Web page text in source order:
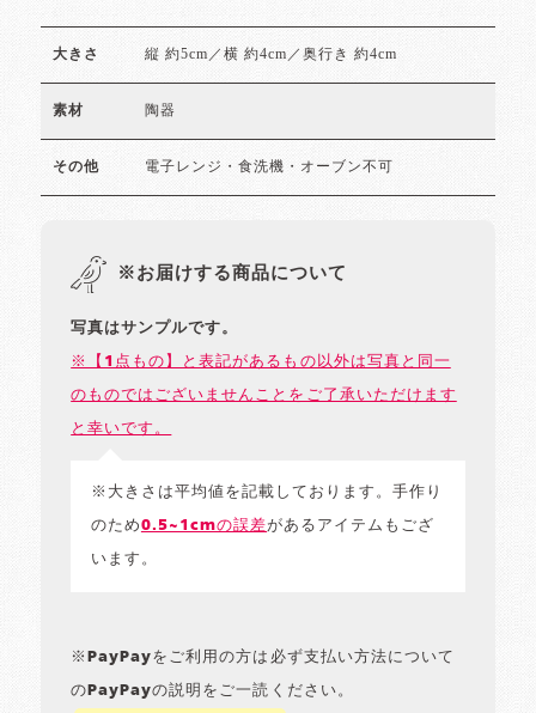
大きさ 縦 約5cm／横 約4cm／奥行き 約4cm
素材 陶器
その他 電子レンジ・食洗機・オーブン不可
※お届けする商品について
写真はサンプルです。
※【1点もの】と表記があるもの以外は写真と同一
のものではございませんことをご了承いただけます
と幸いです。
※大きさは平均値を記載しております。手作り
のため0.5~1cmの誤差があるアイテムもござ
います。
※PayPayをご利用の方は必ず支払い方法について
のPayPayの説明をご一読ください。